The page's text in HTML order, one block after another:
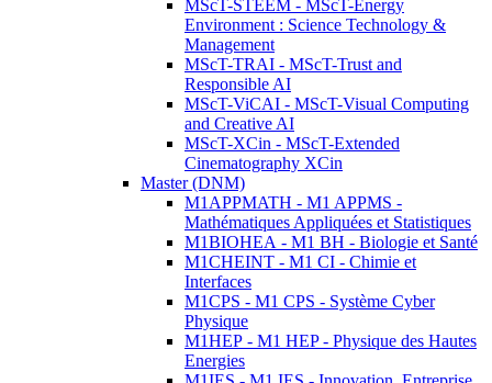
MScT-STEEM - MScT-Energy
Environment : Science Technology &
Management
MScT-TRAI - MScT-Trust and
Responsible AI
MScT-ViCAI - MScT-Visual Computing
and Creative AI
MScT-XCin - MScT-Extended
Cinematography XCin
Master (DNM)
M1APPMATH - M1 APPMS -
Mathématiques Appliquées et Statistiques
M1BIOHEA - M1 BH - Biologie et Santé
M1CHEINT - M1 CI - Chimie et
Interfaces
M1CPS - M1 CPS - Système Cyber
Physique
M1HEP - M1 HEP - Physique des Hautes
Energies